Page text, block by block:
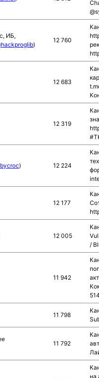
ИБ,
)
12 760
12 683
12 319
) 12 224
12 177
12 005
/
11 942
11 798
11 792
на